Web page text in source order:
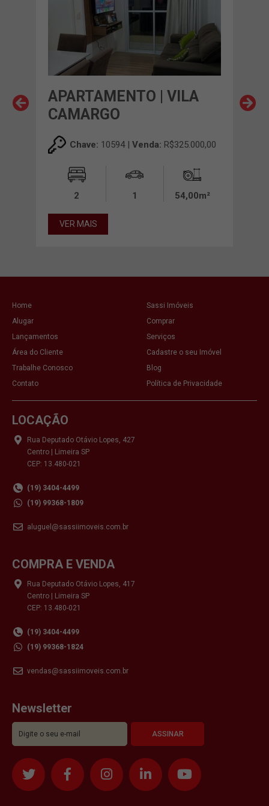
APARTAMENTO | VILA
CAMARGO
Chave: 10594 | Venda: R$325.000,00
2 1 54,00m²
VER MAIS
Home
Sassi Imóveis
Alugar
Comprar
Lançamentos
Serviços
Área do Cliente
Cadastre o seu Imóvel
Trabalhe Conosco
Blog
Contato
Política de Privacidade
LOCAÇÃO
Rua Deputado Otávio Lopes, 427
Centro | Limeira SP
CEP: 13.480-021
(19) 3404-4499
(19) 99368-1809
aluguel@sassiimoveis.com.br
COMPRA E VENDA
Rua Deputado Otávio Lopes, 417
Centro | Limeira SP
CEP: 13.480-021
(19) 3404-4499
(19) 99368-1824
vendas@sassiimoveis.com.br
Newsletter